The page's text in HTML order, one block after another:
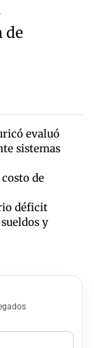
de
evaluó
sistemas
de
déficit
y